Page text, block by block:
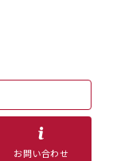
お問い合わせ